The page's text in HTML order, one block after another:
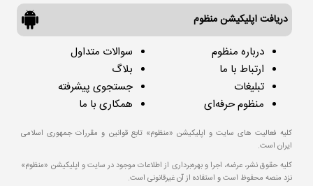
دریافت اپلیکیشن منظوم
درباره منظوم
ارتباط با ما
تبلیغات
منظوم حرفه‌ای
سوالات متداول
بلاگ
جستجوی پیشرفته
همکاری با ما
کلیه فعالیت های سایت و اپلیکیشن «منظوم» تابع قوانین و مقررات جمهوری اسلامی
ایران است.
کلیه حقوق نشر، عرضه، اجرا و بهره‌برداری از اطلاعات موجود در سایت و اپلیکیشن «منظوم»
نزد منصه محفوظ است و استفاده از آن غیرقانونی است.